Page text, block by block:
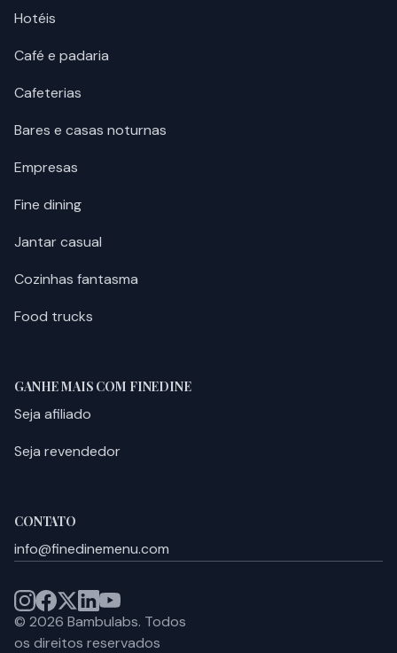
Hotéis
Café e padaria
Cafeterias
Bares e casas noturnas
Empresas
Fine dining
Jantar casual
Cozinhas fantasma
Food trucks
GANHE MAIS COM FINEDINE
Seja afiliado
Seja revendedor
CONTATO
info@finedinemenu.com
© 2026 Bambulabs. Todos
os direitos reservados